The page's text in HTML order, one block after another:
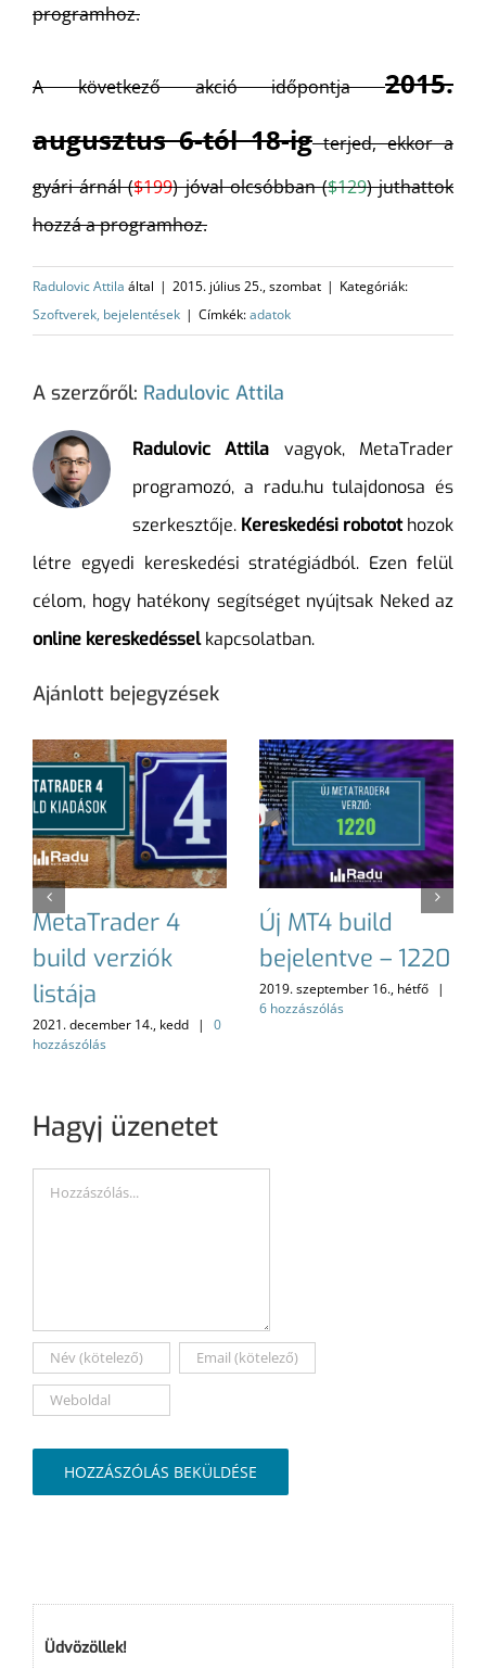
programhoz.
A következő akció időpontja2015.
augusztus 6-tól 18-igterjed, ekkor a
gyári árnál ($199) jóval olcsóbban ($129) juthattok
hozzá a programhoz.
Radulovic Attila által | 2015. július 25., szombat | Kategóriák:
Szoftverek, bejelentések | Címkék:adatok
A szerzőről: Radulovic Attila
Radulovic Attila vagyok, MetaTrader
programozó, a radu.hu tulajdonosa és
szerkesztője. Kereskedési robotothozok
létre egyedi kereskedési stratégiádból. Ezen felül
célom, hogy hatékony segítséget nyújtsak Neked az
online kereskedésselkapcsolatban.
Ajánlott bejegyzések
MetaTrader 4
build verziók
listája
2021. december 14., kedd |
0
hozzászólás
Új MT4 build
bejelentve – 1220
2019. szeptember 16., hétfő |
6 hozzászólás
Hagyj üzenetet
Hozzászólás
Üdvözöllek!